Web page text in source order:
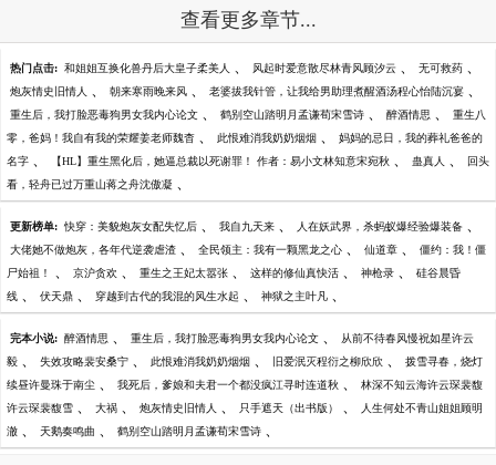
查看更多章节...
热门点击: 和姐姐互换化兽丹后大皇子柔美人 、 风起时爱意散尽林青风顾汐云 、 无可救药 、
炮灰情史旧情人 、 朝来寒雨晚来风 、 老婆拔我针管，让我给男助理煮醒酒汤程心怡陆沉宴 、
重生后，我打脸恶毒狗男女我内心论文 、 鹤别空山踏明月孟谦荀宋雪诗 、 醉酒情思 、 重生八
零，爸妈！我自有我的荣耀姜老师魏杳 、 此恨难消我奶奶烟烟 、 妈妈的忌日，我的葬礼爸爸的
名字 、 【HL】重生黑化后，她逼总裁以死谢罪！ 作者：易小文林知意宋宛秋 、 蛊真人 、 回头
看，轻舟已过万重山蒋之舟沈傲凝 、
更新榜单: 快穿：美貌炮灰女配失忆后 、 我自九天来 、 人在妖武界，杀蚂蚁爆经验爆装备 、
大佬她不做炮灰，各年代逆袭虐渣 、 全民领主：我有一颗黑龙之心 、 仙道章 、 僵约：我！僵
尸始祖！ 、 京沪贪欢 、 重生之王妃太嚣张 、 这样的修仙真快活 、 神枪录 、 硅谷晨昏
线 、 伏天鼎 、 穿越到古代的我混的风生水起 、 神狱之主叶凡 、
完本小说: 醉酒情思 、 重生后，我打脸恶毒狗男女我内心论文 、 从前不待春风慢祝如星许云
毅 、 失效攻略裴安桑宁 、 此恨难消我奶奶烟烟 、 旧爱泯灭程衍之柳欣欣 、 拨雪寻春，烧灯
续昼许曼珠于南尘 、 我死后，爹娘和夫君一个都没疯江寻时连道秋 、 林深不知云海许云琛裴馥
许云琛裴馥雪 、 大祸 、 炮灰情史旧情人 、 只手遮天（出书版） 、 人生何处不青山姐姐顾明
澈 、 天鹅奏鸣曲 、 鹤别空山踏明月孟谦荀宋雪诗 、